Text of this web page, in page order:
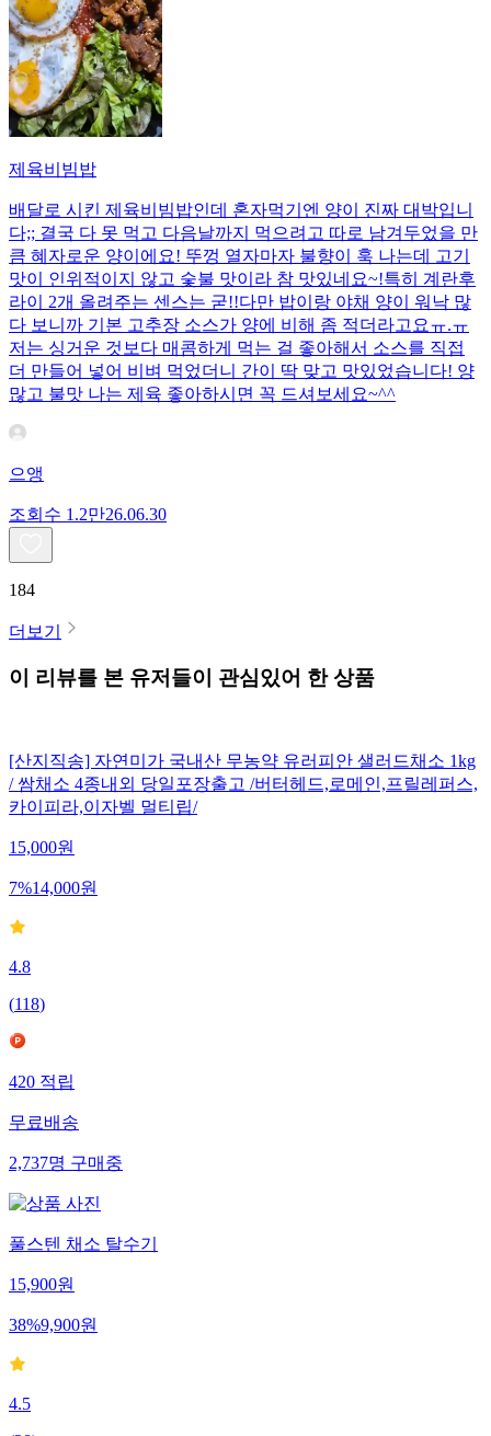
제육비빔밥
배달로 시킨 제육비빔밥인데 혼자먹기엔 양이 진짜 대박입니
다;; 결국 다 못 먹고 다음날까지 먹으려고 따로 남겨두었을 만
큼 혜자로운 양이에요! 뚜껑 열자마자 불향이 훅 나는데 고기
맛이 인위적이지 않고 숯불 맛이라 참 맛있네요~!특히 계란후
라이 2개 올려주는 센스는 굳!! ​다만 밥이랑 야채 양이 워낙 많
다 보니까 기본 고추장 소스가 양에 비해 좀 적더라고요ㅠ.ㅠ
저는 싱거운 것보다 매콤하게 먹는 걸 좋아해서 소스를 직접
더 만들어 넣어 비벼 먹었더니 간이 딱 맞고 맛있었습니다! 양
많고 불맛 나는 제육 좋아하시면 꼭 드셔보세요~^^
으앵
조회수 1.2만26.06.30
184
더보기
이 리뷰를 본 유저들이 관심있어 한 상품
[산지직송] 자연미가 국내산 무농약 유러피안 샐러드채소 1kg
/ 쌈채소 4종내외 당일포장출고 /버터헤드,로메인,프릴레퍼스,
카이피라,이자벨 멀티립/
15,000원
7%14,000원
4.8
(118)
420적립
무료배송
2,737명구매중
풀스텐 채소 탈수기
15,900원
38%9,900원
4.5